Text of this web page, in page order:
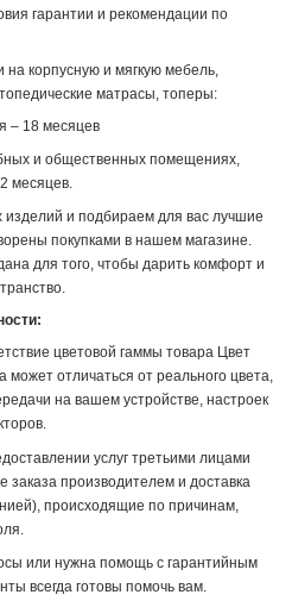
гарантии и рекомендации по
на корпусную и мягкую мебель,
матрасы, топеры:
– 18 месяцев
и общественных помещениях,
месяцев.
изделий и подбираем для вас лучшие
покупками в нашем магазине.
для того, чтобы дарить комфорт и
цветовой гаммы товара Цвет
отличаться от реального цвета,
на вашем устройстве, настроек
услуг третьими лицами
заказа производителем и доставка
происходящие по причинам,
или нужна помощь с гарантийным
всегда готовы помочь вам.